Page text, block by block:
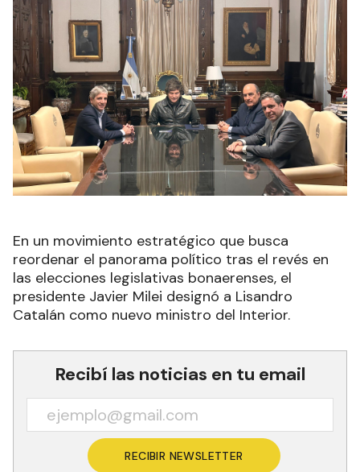
En un movimiento estratégico que busca
reordenar el panorama político tras el revés en
las elecciones legislativas bonaerenses, el
presidente Javier Milei designó a Lisandro
Catalán como nuevo ministro del Interior.
Recibí las noticias en tu email
RECIBIR NEWSLETTER